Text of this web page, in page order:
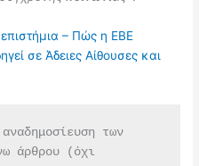
– Πώς η ΕΒΕ
σε Άδειες Αίθουσες και
των
άρθρου (όχι